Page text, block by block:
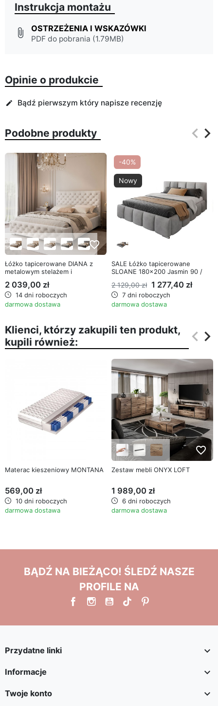
Instrukcja montażu
attach_file OSTRZEŻENIA I WSKAZÓWKI
PDF do pobrania (1.79MB)
Opinie o produkcie
edit Bądź pierwszym który napisze recenzję
Podobne produkty keyboard_arrow_left
keyboard_arrow_right
favorite_border
Łóżko tapicerowane DIANA z
metalowym stelażem i
2 039,00 zł
14 dni roboczych
darmowa dostawa
-40%
Nowy
SALE Łóżko tapicerowane
SLOANE 180x200 Jasmin 90 /
2 129,00 zł 1 277,40 zł
7 dni roboczych
darmowa dostawa
Klienci, którzy zakupili ten produkt,
kupili również:
keyboard_arrow_left
keyboard_arrow_right
Materac kieszeniowy MONTANA
569,00 zł
10 dni roboczych
darmowa dostawa
favorite_border
Zestaw mebli ONYX LOFT
1 989,00 zł
6 dni roboczych
darmowa dostawa
BĄDŹ NA BIEŻĄCO! ŚLEDŹ NASZE
PROFILE NA
Przydatne linki 
Informacje 
Twoje konto 